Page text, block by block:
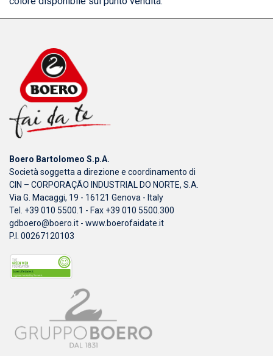
Boero Bartolomeo S.p.A.
Società soggetta a direzione e coordinamento di
CIN – CORPORAÇÃO INDUSTRIAL DO NORTE, S.A.
Via G. Macaggi, 19 - 16121 Genova - Italy
Tel. +39 010 5500.1 - Fax +39 010 5500.300
gdboero@boero.it - www.boerofaidate.it
P.I. 00267120103